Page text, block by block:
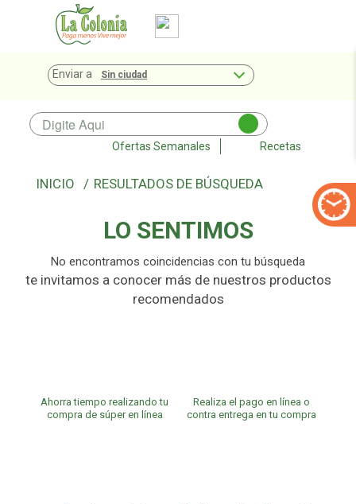
Enviar a Sin ciudad
Ofertas Semanales Recetas
RESULTADOS DE BÚSQUEDA
LO SENTIMOS
No encontramos coincidencias con tu búsqueda
te invitamos a conocer más de nuestros productos
recomendados
Ahorra tiempo realizando tu
compra de súper en línea
Realiza el pago en línea o
contra entrega en tu compra